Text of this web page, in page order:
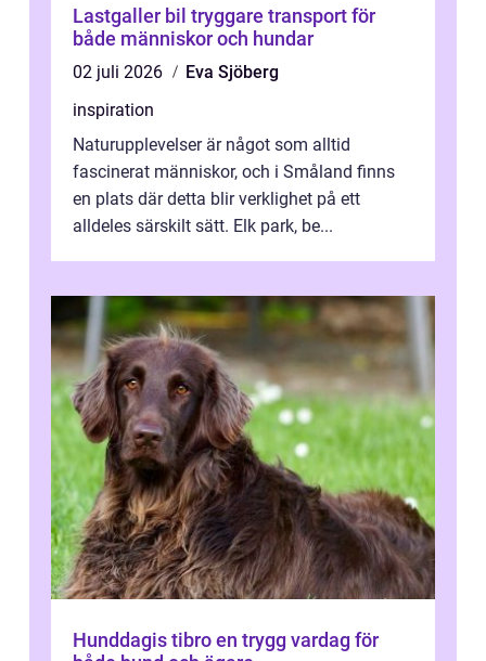
Lastgaller bil tryggare transport för
både människor och hundar
02 juli 2026
Eva Sjöberg
inspiration
Naturupplevelser är något som alltid
fascinerat människor, och i Småland finns
en plats där detta blir verklighet på ett
alldeles särskilt sätt. Elk park, be...
Hunddagis tibro en trygg vardag för